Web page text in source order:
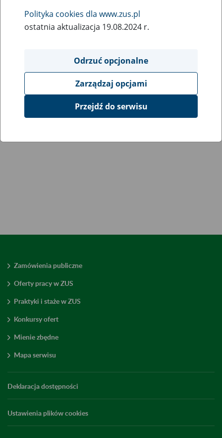
Zamówienia publiczne
Oferty pracy w ZUS
Praktyki i staże w ZUS
Konkursy ofert
Mienie zbędne
Mapa serwisu
Deklaracja dostępności
Ustawienia plików cookies
Polityka cookies dla www.zus.pl
ostatnia aktualizacja 19.08.2024 r.
Odrzuć opcjonalne
Zarządzaj opcjami
Przejdź do serwisu